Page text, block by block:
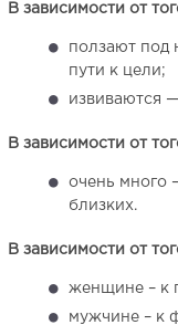
В зависимости от
ползают под
пути к цели;
извиваются
В зависимости от
очень много
близких.
В зависимости от
женщине – к
мужчине – к